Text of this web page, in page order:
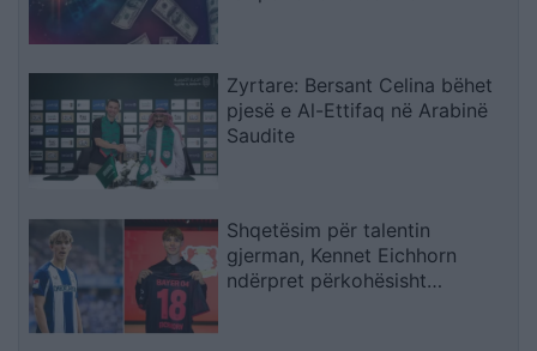
Zyrtare: Bersant Celina bëhet
pjesë e Al-Ettifaq në Arabinë
Saudite
Shqetësim për talentin
gjerman, Kennet Eichhorn
ndërpret përkohësisht